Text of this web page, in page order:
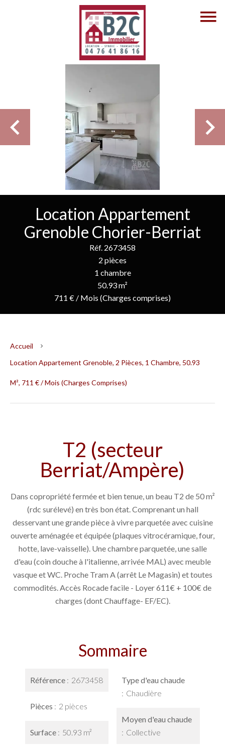
Location Appartement
Grenoble Chorier-Berriat
Réf. 2673458
2 pièces
1 chambre
50.93 m²
711 € / Mois (Charges comprises)
Accueil
Location Appartement Grenoble, 2 Pièces, 1 Chambre, 50.93
M², 711 € / Mois (Charges Comprises)
T2 (secteur
Berriat/Ampère)
Dans copropriété fermée et bien tenue, un beau T2 de 50 m²
(rdc surélevé) en très bon état. Comprenant un hall
desservant une grande pièce à vivre parquetée avec cuisine
ouverte aménagée et équipée (plaques vitrocéramique, four,
hotte, lave-vaisselle). Une chambre parquetée, une salle
d'eau (coin douche à l'italienne, arrivée MAL) avec meuble
vasque et WC. Proche Tram A (arrêt Le Magasin) et toutes
commodités. Accès Rocade facile - Loyer 611€ + 100€ de
charges (dont Chauffage- EF/EC).
Sommaire
Référence 2673458
Pièces 2 pièces
Surface 50.93 m²
Type d'eau chaude
Chaudière
Moyen d'eau chaude
Collective